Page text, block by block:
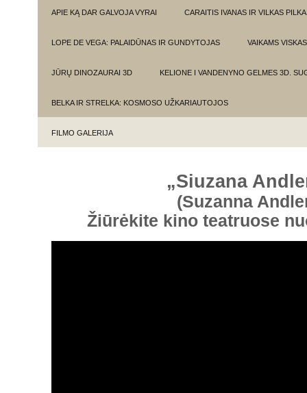
APIE KĄ DAR GALVOJA VYRAI CARAITIS IVANAS IR VILKAS
LOPE DE VEGA: PALAIDŪNAS IR GUNDYTOJAS VAIKAMS
JŪRŲ DINOZAURAI 3D KELIONE I VANDENYNO GELMES 3D.
BELKA IR STRELKA: KOSMOSO UŽKARIAUTOJOS
FILMO GALERIJA
„Siuzana
(Suzanna
Žiūrėkite kino teatruose